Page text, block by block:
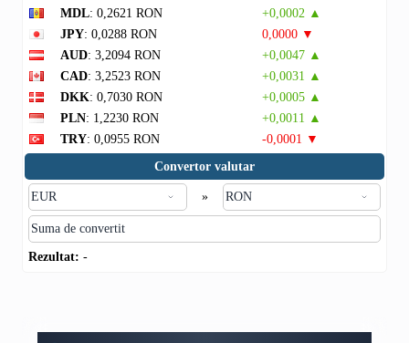
MDL: 0,2621 RON
+0,0002 ▲
JPY: 0,0288 RON
0,0000 ▼
AUD: 3,2094 RON
+0,0047 ▲
CAD: 3,2523 RON
+0,0031 ▲
DKK: 0,7030 RON
+0,0005 ▲
PLN: 1,2230 RON
+0,0011 ▲
TRY: 0,0955 RON
-0,0001 ▼
Convertor valutar
»
Rezultat: -